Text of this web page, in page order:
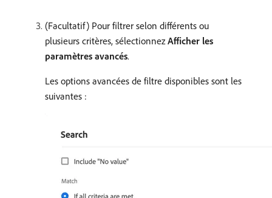
(Facultatif) Pour filtrer selon différents ou
plusieurs critères, sélectionnez Afficher les
paramètres avancés.
Les options avancées de filtre disponibles sont les
suivantes :